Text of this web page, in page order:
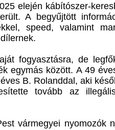
elején kábítószer-
A begyűjtött
speed, valamint
fogyasztásra, de
egymás között. A 49
B. Rolanddal, aki
tovább az
vármegyei nyomozók